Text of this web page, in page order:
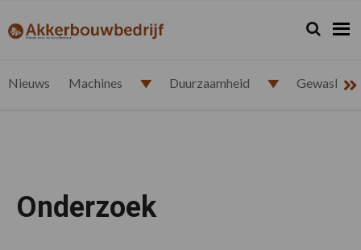
de
de
de
akkerbouwbedrijf.nl Zoeken...
Zoek
Nieuws Machines Duurzaamheid
Onderzoek